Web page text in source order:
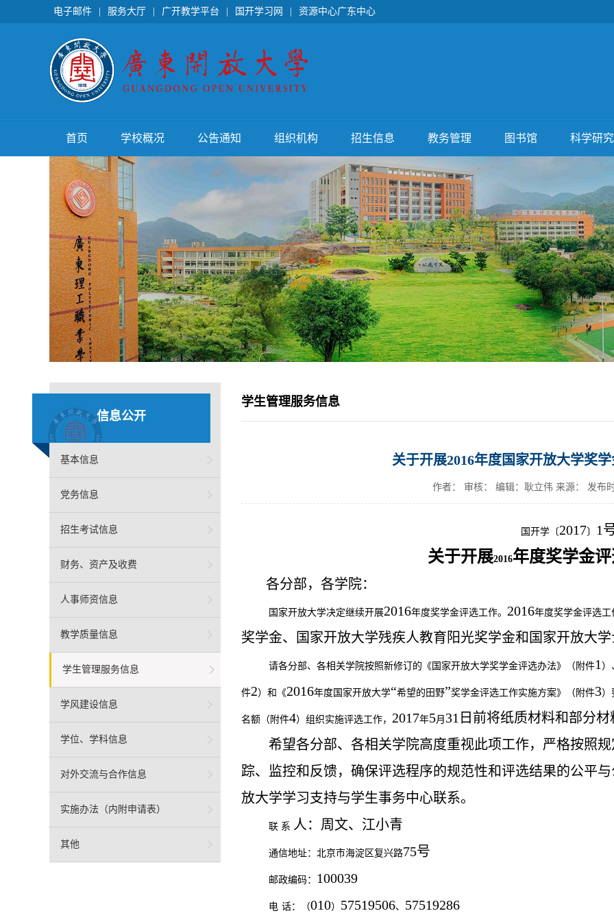
电子邮件 服务大厅 广开教学平台 国开学习网 资源中心广东中心
首页 学校概况 公告通知 组织机构 招生信息 教务管理 图书馆 科学研究
信息公开
基本信息
党务信息
招生考试信息
财务、资产及收费
人事师资信息
教学质量信息
学生管理服务信息
学风建设信息
学位、学科信息
对外交流与合作信息
实施办法（内附申请表）
其他
学生管理服务信息
关于开展2016年度国家开放大学奖
作者： 审核： 编辑：耿立伟 来源： 发布
国开学〔 2017〕 1
关于开展2016年度奖学金
各分部，各学院：
国家开放大学决定继续开展2016年度奖学金评选工作。 2016年度奖学金评选
奖学金、国家开放大学残疾人教育阳光奖学金和国家开放大
请各分部、各相关学院按照新修订的《国家开放大学奖学金评选办法》（附件1 ）
件2）和《2016年度国家开放大学“希望的田野”奖学金评选工作实施方案》（附件3）
名额（附件4）组织实施评选工作， 2017年5月 31 日前将纸质材料和部分
希望各分部、各相关学院高度重视此项工作，严格按照
踪、监控和反馈，确保评选程序的规范性和评选结果的公平
放大学学习支持与学生事务中心联系。
联 系 人：周文、江小青
通信地址：北京市海淀区复兴路75号
邮政编码： 100039
电 话：（010） 57519506、 57519286